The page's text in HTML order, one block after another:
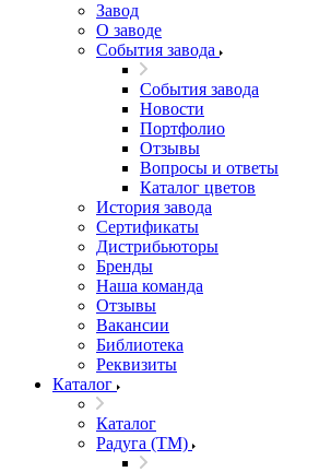
Завод
О заводе
События завода
События завода
Новости
Портфолио
Отзывы
Вопросы и ответы
Каталог цветов
История завода
Сертификаты
Дистрибьюторы
Бренды
Наша команда
Отзывы
Вакансии
Библиотека
Реквизиты
Каталог
Каталог
Радуга (ТМ)